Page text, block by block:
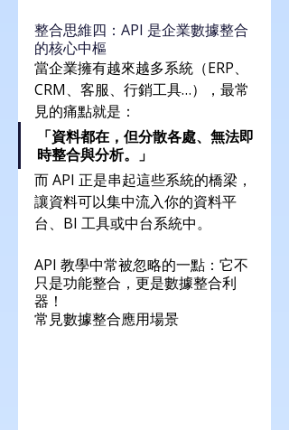
整合思維四：API 是企業數據整合
的核心中樞
當企業擁有越來越多系統（ERP、
CRM、客服、行銷工具…），最常
見的痛點就是：
「資料都在，但分散各處、無法即
時整合與分析。」
而 API 正是串起這些系統的橋梁，
讓資料可以集中流入你的資料平
台、BI 工具或中台系統中。
API 教學中常被忽略的一點：它不
只是功能整合，更是數據整合利
器！
常見數據整合應用場景